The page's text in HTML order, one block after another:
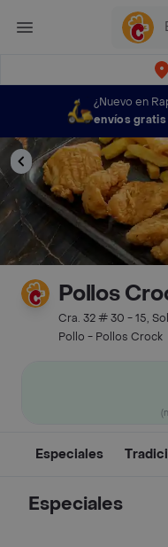
¿Nuevo en
envíos gratis
Pollos
Cra. 32 # 30 - 15,
Pollo - Pollos Crock
Especiales
Especiales